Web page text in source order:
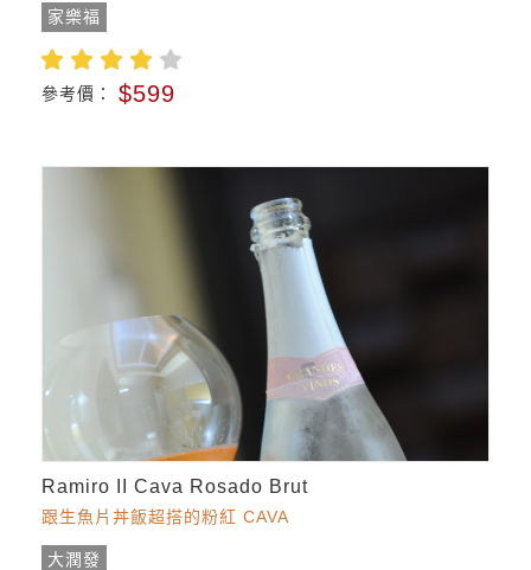
家樂福
參考價： $599
Ramiro II Cava Rosado Brut
跟生魚片丼飯超搭的粉紅 CAVA
大潤發